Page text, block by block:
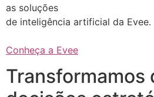
as soluções
de inteligência artificial da Evee.
Conheça a Evee
Transformamos